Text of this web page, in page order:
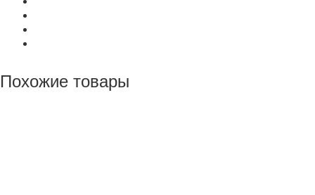
Похожие товары